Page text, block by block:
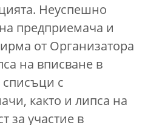
Неуспешно
предприемача и
от Организатора
на вписване в
с
както и липса на
за участие в